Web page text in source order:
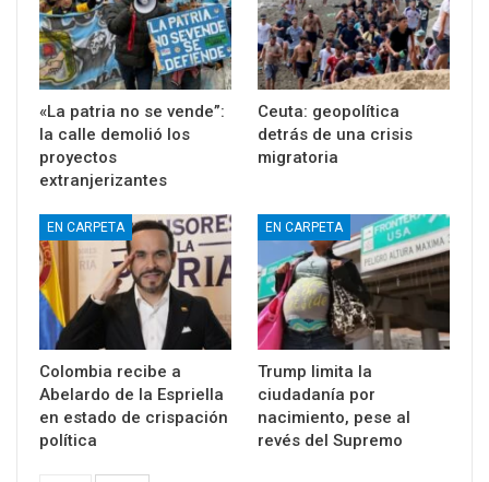
«La patria no se vende”:
la calle demolió los
proyectos
extranjerizantes
Ceuta: geopolítica
detrás de una crisis
migratoria
EN CARPETA
Colombia recibe a
Abelardo de la Espriella
en estado de crispación
política
EN CARPETA
Trump limita la
ciudadanía por
nacimiento, pese al
revés del Supremo